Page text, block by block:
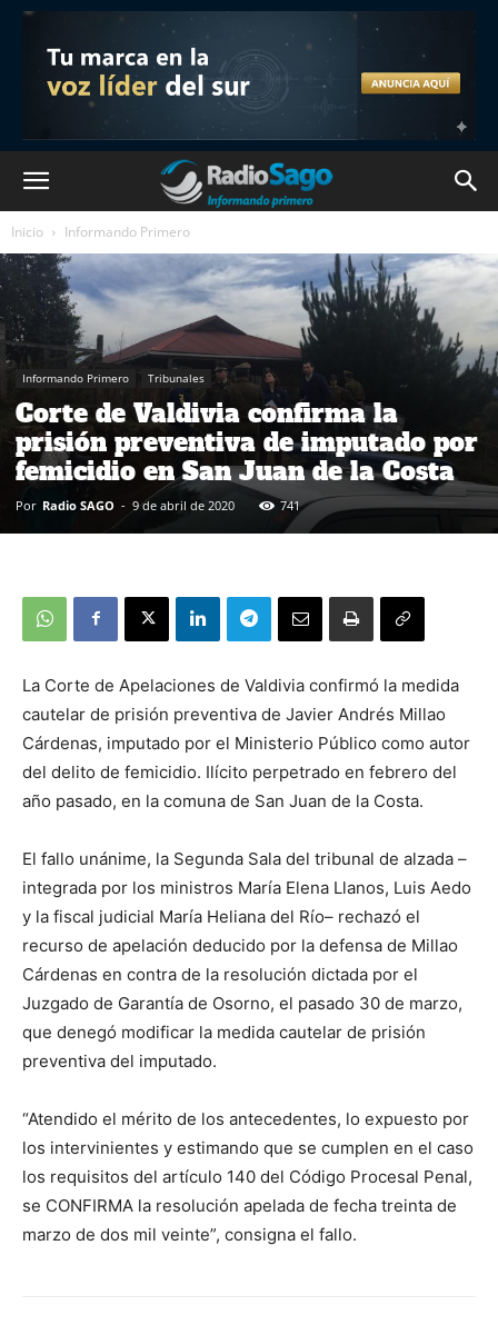
Inicio Informando Primero
Informando Primero Tribunales
Corte de Valdivia confirma la
prisión preventiva de imputado por
femicidio en San Juan de la Costa
Por Radio SAGO - 9 de abril de 2020 741
La Corte de Apelaciones de Valdivia confirmó la medida
cautelar de prisión preventiva de Javier Andrés Millao
Cárdenas, imputado por el Ministerio Público como autor
del delito de femicidio. Ilícito perpetrado en febrero del
año pasado, en la comuna de San Juan de la Costa.
El fallo unánime, la Segunda Sala del tribunal de alzada –
integrada por los ministros María Elena Llanos, Luis Aedo
y la fiscal judicial María Heliana del Río– rechazó el
recurso de apelación deducido por la defensa de Millao
Cárdenas en contra de la resolución dictada por el
Juzgado de Garantía de Osorno, el pasado 30 de marzo,
que denegó modificar la medida cautelar de prisión
preventiva del imputado.
“Atendido el mérito de los antecedentes, lo expuesto por
los intervinientes y estimando que se cumplen en el caso
los requisitos del artículo 140 del Código Procesal Penal,
se CONFIRMA la resolución apelada de fecha treinta de
marzo de dos mil veinte”, consigna el fallo.